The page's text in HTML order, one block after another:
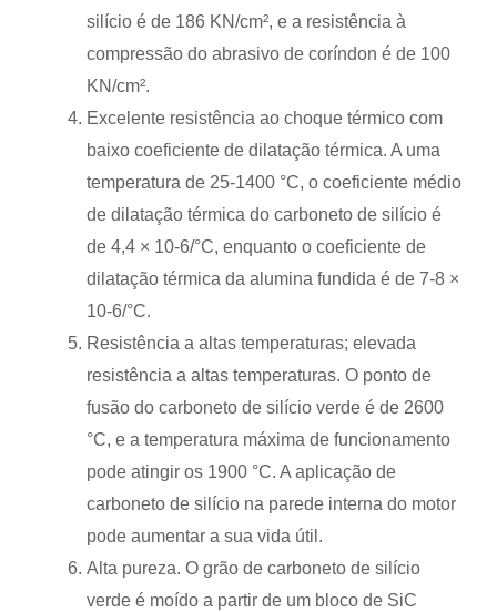
silício é de 186 KN/cm², e a resistência à
compressão do abrasivo de coríndon é de 100
KN/cm².
Excelente resistência ao choque térmico com
baixo coeficiente de dilatação térmica. A uma
temperatura de 25-1400 °C, o coeficiente médio
de dilatação térmica do carboneto de silício é
de 4,4 × 10-6/°C, enquanto o coeficiente de
dilatação térmica da alumina fundida é de 7-8 ×
10-6/°C.
Resistência a altas temperaturas; elevada
resistência a altas temperaturas. O ponto de
fusão do carboneto de silício verde é de 2600
°C, e a temperatura máxima de funcionamento
pode atingir os 1900 °C. A aplicação de
carboneto de silício na parede interna do motor
pode aumentar a sua vida útil.
Alta pureza. O grão de carboneto de silício
verde é moído a partir de um bloco de SiC